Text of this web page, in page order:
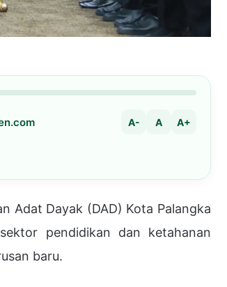
A- A A+
Adat Dayak (DAD) Kota Palangka
pendidikan dan ketahanan
baru.